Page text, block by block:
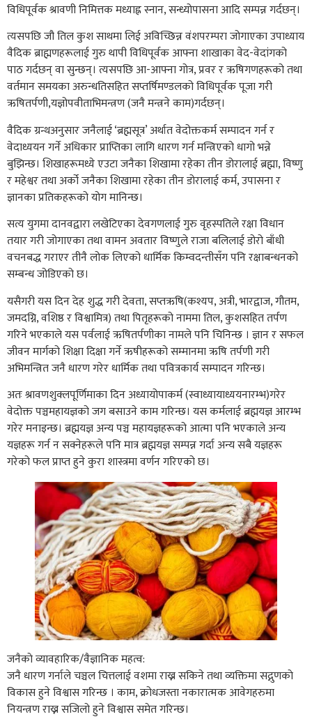
विधिपूर्वक श्रावणी निमित्तक मध्याह्न स्नान, सन्ध्योपासना आदि सम्पन्न गर्दछन्।
त्यसपछि जौ तिल कुश साथमा लिई अविच्छिन्न वंशपरम्परा जोगाएका उपाध्याय
वैदिक ब्राह्मणहरूलाई गुरु थापी विधिपूर्वक आफ्ना शाखाका वेद-वेदांगको
पाठ गर्दछन् वा सुन्छन्। त्यसपछि आ-आफ्ना गोत्र, प्रवर र ऋषिगणहरूको तथा
वर्तमान समयका अरुन्धतिसहित सप्तर्षिमण्डलको विधिपूर्वक पूजा गरी
ऋषितर्पणी,यज्ञोपवीताभिमन्त्रण (जनै मन्त्रने काम)गर्दछन्।
वैदिक ग्रन्थअनुसार जनैलाई ‘ब्रह्मसूत्र’ अर्थात वेदोक्तकर्म सम्पादन गर्न र
वेदाध्ययन गर्ने अधिकार प्राप्तिका लागि धारण गर्न मन्त्रिएको धागो भन्ने
बुझिन्छ। शिखाहरूमध्ये एउटा जनैका शिखामा रहेका तीन डोरालाई ब्रह्मा, विष्णु
र महेश्वर तथा अर्को जनैका शिखामा रहेका तीन डोरालाई कर्म, उपासना र
ज्ञानका प्रतिकहरूको योग मानिन्छ।
सत्य युगमा दानवद्वारा लखेटिएका देवगणलाई गुरु वृहस्पतिले रक्षा विधान
तयार गरी जोगाएका तथा वामन अवतार विष्णुले राजा बलिलाई डोरो बाँधी
वचनबद्ध गराएर तीनै लोक लिएको धार्मिक किम्वदन्तीसँग पनि रक्षाबन्धनको
सम्बन्ध जोडिएको छ।
यसैगरी यस दिन देह शुद्ध गरी देवता, सप्तऋषि(कश्यप, अत्री, भारद्वाज, गौतम,
जमदग्नि, वशिष्ठ र विश्वामित्र) तथा पितृहरूको नाममा तिल, कुशसहित तर्पण
गरिने भएकाले यस पर्वलाई ऋषितर्पणीका नामले पनि चिनिन्छ । ज्ञान र सफल
जीवन मार्गको शिक्षा दिक्षा गर्ने ऋषीहरूको सम्मानमा ऋषि तर्पणी गरी
अभिमन्त्रित जनै धारण गरेर धार्मिक तथा पवित्रकार्य सम्पादन गरिन्छ।
अतः श्रावणशुक्लपूर्णिमाका दिन अध्यायोपाकर्म (स्वाध्यायाध्ययनारम्भ)गरेर
वेदोक्त पञ्चमहायज्ञको जग बसाउने काम गरिन्छ। यस कर्मलाई ब्रह्मयज्ञ आरम्भ
गरेर मनाइन्छ। ब्रह्मयज्ञ अन्य पञ्च महायज्ञहरूको आत्मा पनि भएकाले अन्य
यज्ञहरू गर्न न सक्नेहरूले पनि मात्र ब्रह्मयज्ञ सम्पन्न गर्दा अन्य सबै यज्ञहरू
गरेको फल प्राप्त हुने कुरा शास्त्रमा वर्णन गरिएको छ।
जनैकाे व्यावहारिक/वैज्ञानिक महत्व:
जनै धारण गर्नाले चञ्चल चित्तलाई वशमा राख्न सकिने तथा व्यक्तिमा सद्गुणकाे
विकास हुने विश्वास गरिन्छ । काम, क्रोधजस्ता नकारात्मक आवेगहरुमा
नियन्त्रण राख्न सजिलो हुने विश्वास समेत गरिन्छ।